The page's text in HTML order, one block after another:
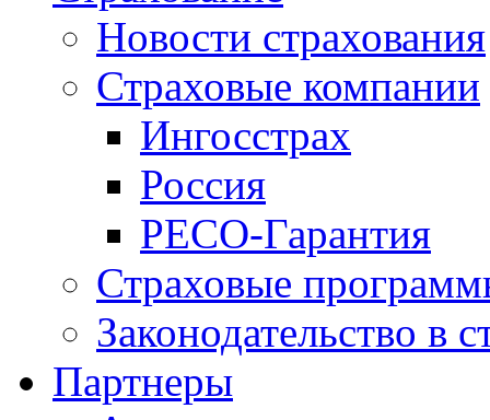
Новости страхования
Страховые компании
Ингосстрах
Россия
РЕСО-Гарантия
Страховые
Законодательство в
Партнеры